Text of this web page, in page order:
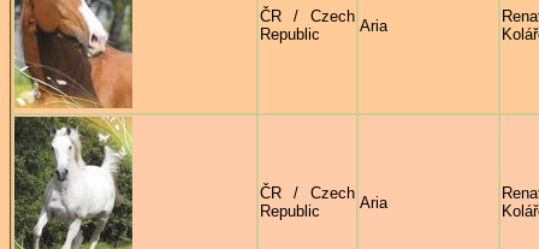
ČR / Czech
Republic
Aria
ČR / Czech
Republic
Aria